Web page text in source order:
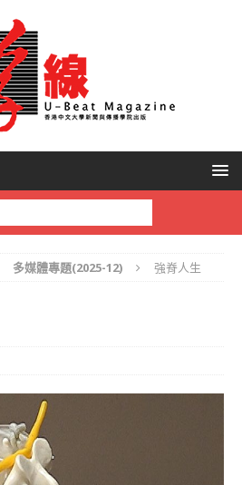
多媒體專題(2025-12) 強脊人生